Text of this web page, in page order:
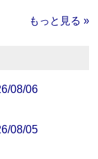
もっと見る »
08/06
08/05